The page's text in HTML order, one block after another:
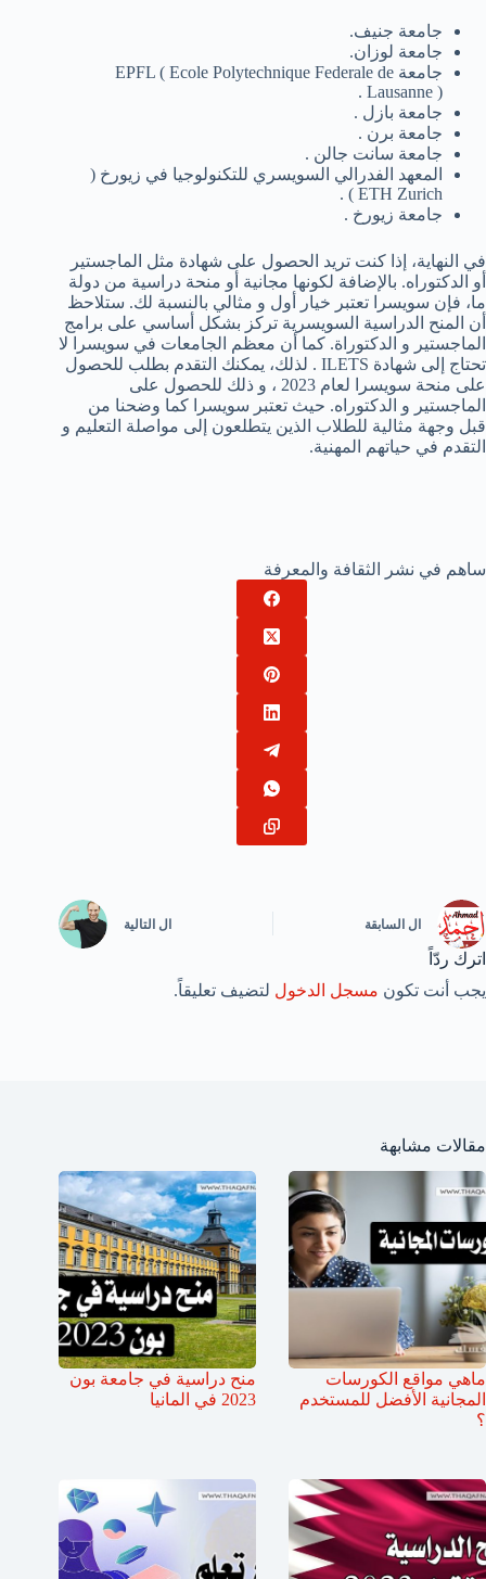
جامعة جنيف.
جامعة لوزان.
جامعة EPFL ( Ecole Polytechnique Federale de
Lausanne ) .
جامعة بازل .
جامعة برن .
جامعة سانت جالن .
المعهد الفدرالي السويسري للتكنولوجيا في زيورخ (
ETH Zurich ) .
جامعة زيورخ .
في النهاية، إذا كنت تريد الحصول على شهادة مثل الماجستير
أو الدكتوراه. بالإضافة لكونها مجانية أو منحة دراسية من دولة
ما، فإن سويسرا تعتبر خيار أول و مثالي بالنسبة لك. ستلاحظ
أن المنح الدراسية السويسرية تركز بشكل أساسي على برامج
الماجستير و الدكتوراة. كما أن معظم الجامعات في سويسرا لا
تحتاج إلى شهادة ILETS . لذلك، يمكنك التقدم بطلب للحصول
على منحة سويسرا لعام 2023 ، و ذلك للحصول على
الماجستير و الدكتوراه. حيث تعتبر سويسرا كما وضحنا من
قبل وجهة مثالية للطلاب الذين يتطلعون إلى مواصلة التعليم و
التقدم في حياتهم المهنية.
ساهم في نشر الثقافة والمعرفة
ال السابقة ال التالية
اترك ردّاً
يجب أنت تكون مسجل الدخول لتضيف تعليقاً.
مقالات مشابهة
ماهي مواقع الكورسات
المجانية الأفضل للمستخدم
؟
منح دراسية في جامعة بون
2023 في المانيا